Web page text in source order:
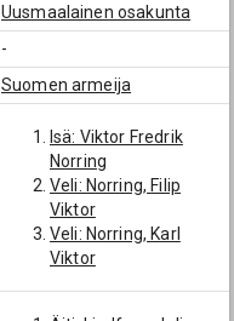
Uusmaalainen osakunta
-
Suomen armeija
Isä: Viktor Fredrik
Norring
Veli: Norring, Filip
Viktor
Veli: Norring, Karl
Viktor